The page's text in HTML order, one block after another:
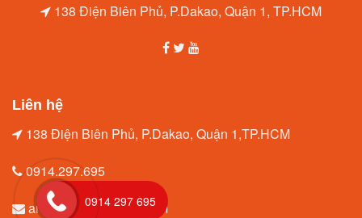
138 Điện Biên Phủ, P.Dakao, Quận 1, TP.HCM
Liên hệ
138 Điện Biên Phủ, P.Dakao, Quận 1,TP.HCM
0914.297.695
amytrang96@gmail.com
0914 297 695